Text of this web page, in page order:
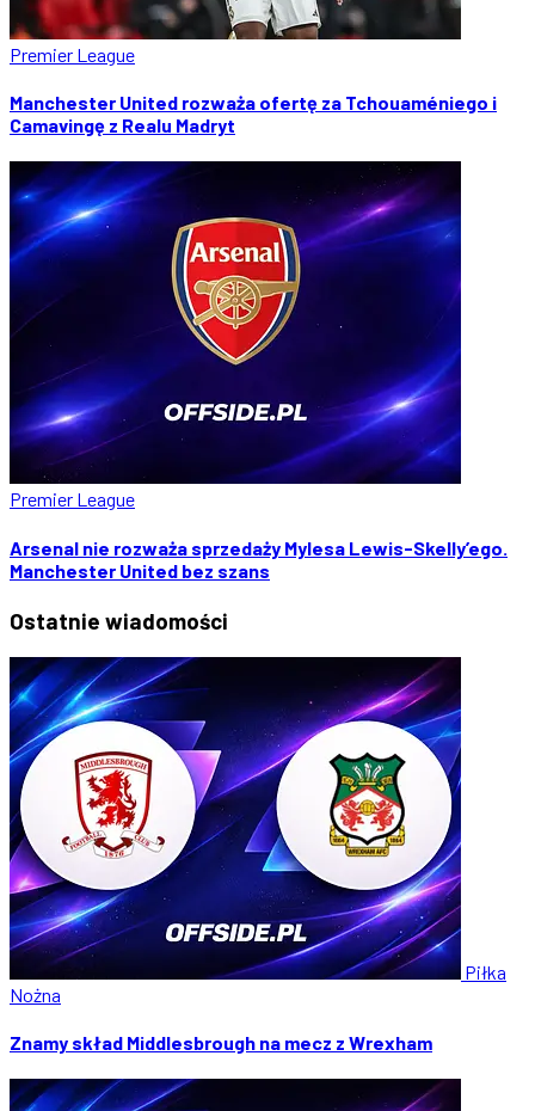
Premier League
Manchester United rozważa ofertę za Tchouaméniego i
Camavingę z Realu Madryt
Premier League
Arsenal nie rozważa sprzedaży Mylesa Lewis-Skelly’ego.
Manchester United bez szans
Ostatnie wiadomości
Piłka
Nożna
Znamy skład Middlesbrough na mecz z Wrexham